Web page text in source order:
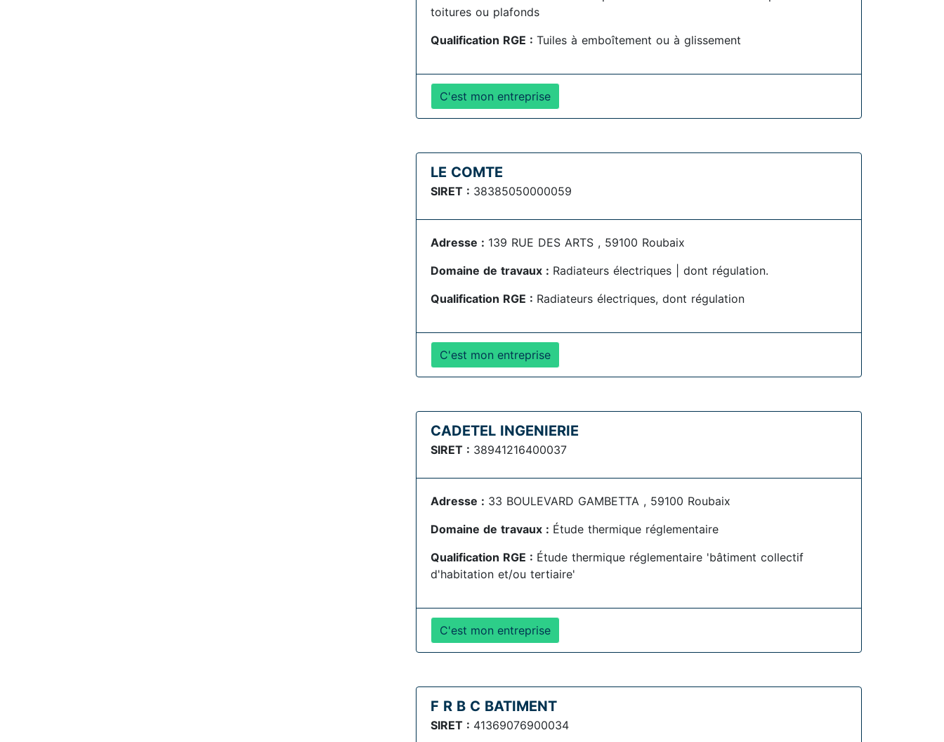
toitures ou plafonds
Qualification RGE : Tuiles à emboîtement ou à glissement
C'est mon entreprise
LE COMTE
SIRET : 38385050000059
Adresse : 139 RUE DES ARTS , 59100 Roubaix
Domaine de travaux : Radiateurs électriques | dont régulation.
Qualification RGE : Radiateurs électriques, dont régulation
C'est mon entreprise
CADETEL INGENIERIE
SIRET : 38941216400037
Adresse : 33 BOULEVARD GAMBETTA , 59100 Roubaix
Domaine de travaux : Étude thermique réglementaire
Qualification RGE : Étude thermique réglementaire 'bâtiment collectif
d'habitation et/ou tertiaire'
C'est mon entreprise
F R B C BATIMENT
SIRET : 41369076900034